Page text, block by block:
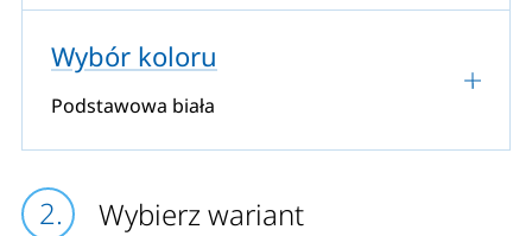
Wybór koloru
Podstawowa biała
Wybierz wariant